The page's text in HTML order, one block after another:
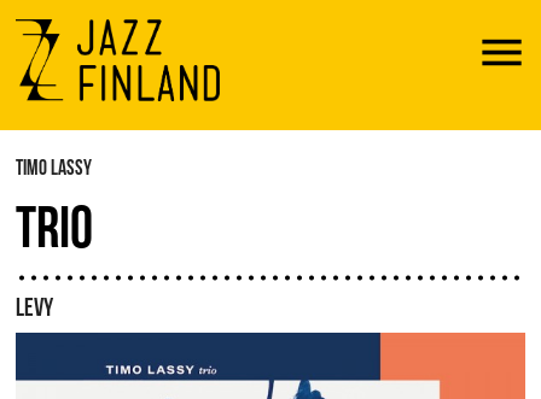
Menu
TIMO LASSY
TRIO
LEVY